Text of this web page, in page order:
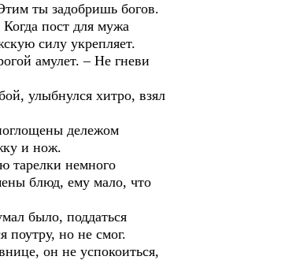
ты задобришь богов.
пост для мужа
силу укрепляет.
амулет. – Не гневи
улыбнулся хитро, взял
дележом
и нож.
тарелки немного
блюд, ему мало, что
было, поддаться
поутру, но не смог.
он не успокоиться,